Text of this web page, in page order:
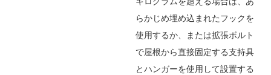
らかじめ埋め込まれたフックを
使用するか、または拡張ボルト
で屋根から直接固定する支持具
とハンガーを使用して設置する